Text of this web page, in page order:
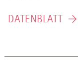
DATENBLATT